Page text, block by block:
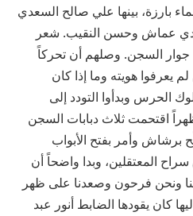
بارزة، بينها علي صالح السعدي
عماش وحسن النقيب. شعر
جوار السجن. وصلهم أن تحركاً
يعرفوا هويته وما إذا كان
الحرس وبدأوا التودد إلى
اقتحمت ثلاث دبابات السجن
وأمر بفتح الأبواب
المعتقلين، وبدا واضحاً أن
ونحن فرحون وصعدنا على ظهر
كان يقودها الضابط أنور عبد